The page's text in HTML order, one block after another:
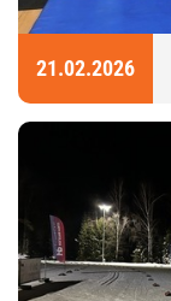
21.02.2026